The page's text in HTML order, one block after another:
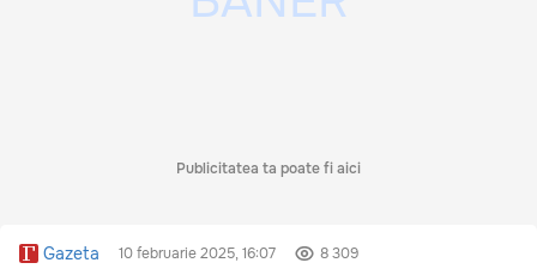
Publicitatea ta poate fi aici
Gazeta 10 februarie 2025, 16:07 8 309